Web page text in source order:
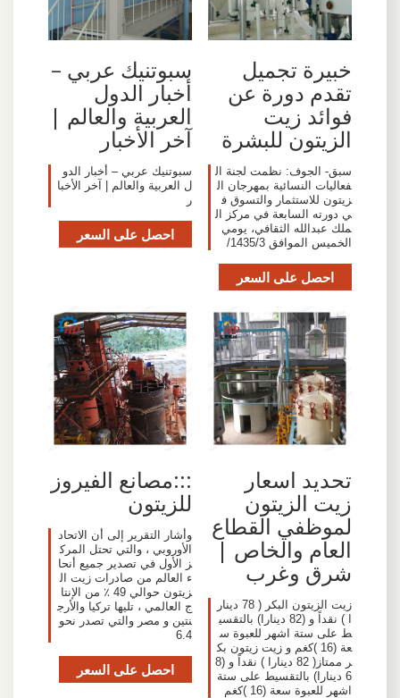
خبيرة تجميل
تقدم دورة عن
فوائد زيت
الزيتون للبشرة
سبق- الجوف: نظمت لجنة ال
فعاليات النسائية بمهرجان ال
زيتون للاستثمار والتسوق ف
ي دورته السابعة في مركز ال
ملك عبدالله الثقافي، يومي
الخميس الموافق 1435/3/
احصل على السعر
سبوتنيك عربي –
أخبار الدول
العربية والعالم |
آخر الأخبار
سبوتنيك عربي – أخبار الدو
ل العربية والعالم | آخر الأخبا
ر
احصل على السعر
تحديد اسعار
زيت الزيتون
لموظفي القطاع
العام والخاص |
شرق وغرب
زيت الزيتون البكر ( 78 دينار
ا ) نقداً و (82 دينارا) بالتقسي
ط على ستة اشهر للعبوة س
عة (16 )كغم و زيت زيتون بك
ر ممتاز( 82 دينارا ) نقداً و (8
6 دينارا) بالتقسيط على ستة
اشهر للعبوة سعة (16 )كغم
:::مصانع الفيروز
للزيتون
وأشار التقرير إلى أن الاتحاد
الأوروبي ، والتي تحتل المرك
ز الأول في تصدير جميع أنحا
ء العالم من صادرات زيت ال
زيتون حوالي 49 ٪ من الإنتا
ج العالمي ، تليها تركيا والأرج
نتين و مصر والتي تصدر نحو
6.4
احصل على السعر